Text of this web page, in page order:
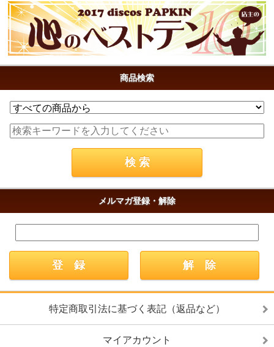
商品検索
メルマガ登録・解除
特定商取引法に基づく表記（返品など）
マイアカウント